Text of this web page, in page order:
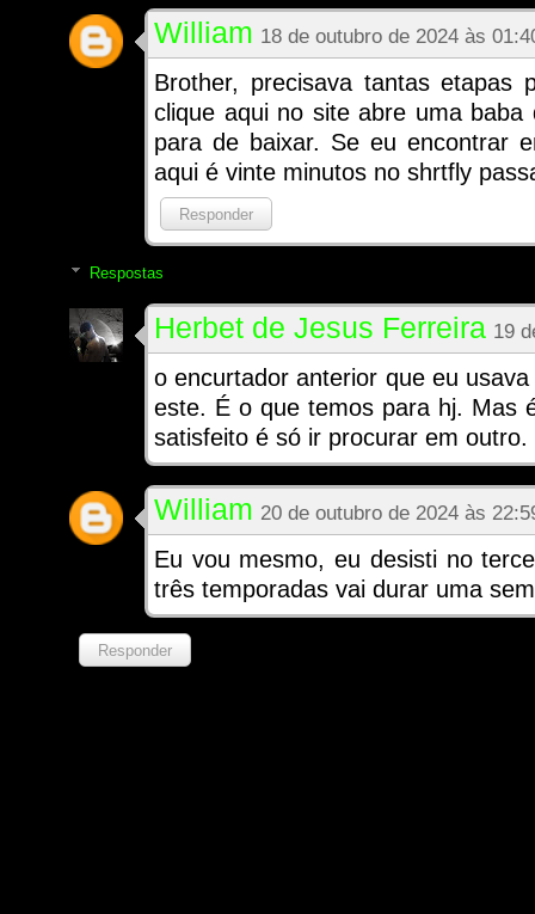
William 18 de outubro de 2024 às
Brother, precisava tantas etapas
clique aqui no site abre uma
para de baixar. Se eu encontrar
aqui é vinte minutos no shrtfly
Responder
Respostas
Herbet de Jesus Ferreira 19
o encurtador anterior que eu
este. É o que temos para hj. Mas
satisfeito é só ir procurar em outro.
William 20 de outubro de 2024 às
Eu vou mesmo, eu desisti no
três temporadas vai durar uma
Responder